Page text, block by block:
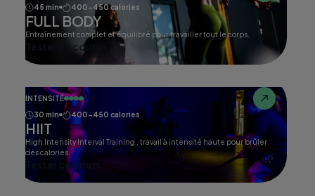
45 min
400-450 calories
FULL BODY
Entraînement complet et équilibré pour travailler tout le corps.
Tester ce cours
INTENSITÉ
30 min
400-450 calories
HIIT
High Intensity Interval Training , travail à intensité haute pour brûler
des calories.
Tester ce cours